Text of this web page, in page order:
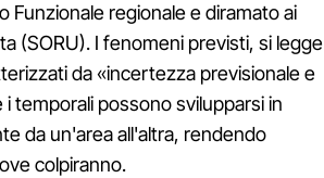
Funzionale regionale e diramato ai
(SORU). I fenomeni previsti, si legge
da «incertezza previsionale e
temporali possono svilupparsi in
da un'area all'altra, rendendo
colpiranno.